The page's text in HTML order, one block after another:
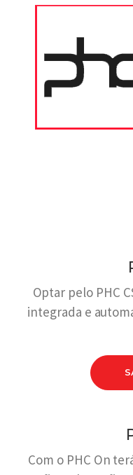
Optar pelo PHC
integrada e
Com o PHC On